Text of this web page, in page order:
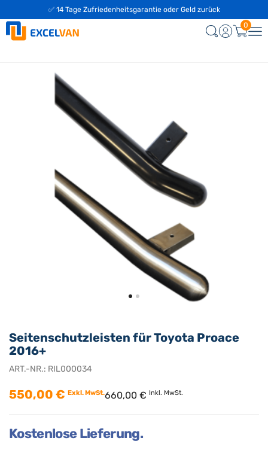
Seitenschutzleisten für Toyota Proace
2016+
ART.-NR.: RIL000034
550,00 € Exkl. MwSt.660,00 € Inkl. MwSt.
Kostenlose Lieferung.
✅ 14 Tage Zufriedenheitsgarantie oder Geld zurück
0